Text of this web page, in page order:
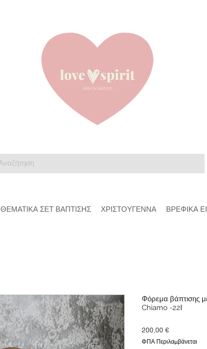
Φόρεμα βάπτισης
Chiamo -22Ι
200,00 €Τιμή
ΦΠΑ Περιλαμβάνεται
ΘΕΜΑΤΙΚΑ ΣΕΤ ΒΑΠΤΙΣΗΣ ΧΡΙΣΤΟΥΓΕΝΝΑ ΒΡΕΦΙΚΑ